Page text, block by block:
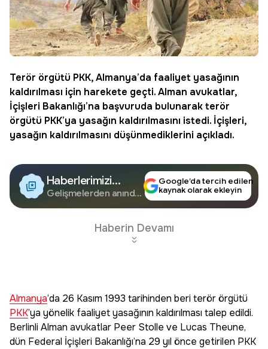
Terör örgütü PKK,Almanya’da faaliyet yasağının
kaldırılması için harekete geçti. Alman avukatlar,
İçişleri Bakanlığı’na başvuruda bulunarak terör
örgütü PKK’ya yasağın kaldırılmasını istedi. İçişleri,
yasağın kaldırılmasını düşünmediklerini açıkladı.
Haberlerimizi
Google'da Takip
Edin
Gelişmelerden anında
Google’da tercih edilen
kaynak olarak ekleyin
Haberin Devamı
Almanya’da 26 Kasım 1993 tarihinden beri terör örgütü
PKK’ya yönelik faaliyet yasağının kaldırılması talep edildi.
Berlinli Alman avukatlar Peer Stolle ve Lucas Theune,
dün Federal İçişleri Bakanlığı’na 29 yıl önce getirilen PKK